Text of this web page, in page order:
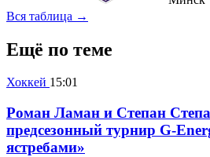
Вся таблица →
Ещё по теме
Хоккей 15:01
Роман Ламан и Степан
предсезонный турнир G-
ястребами»